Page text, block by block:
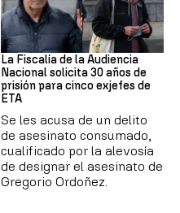
ETA
La Fiscalía de la Audiencia
Nacional solicita 30 años de
prisión para cinco exjefes de
ETA
Se les acusa de un delito
de asesinato consumado,
cualificado por la alevosía
de designar el asesinato de
Gregorio Ordoñez.